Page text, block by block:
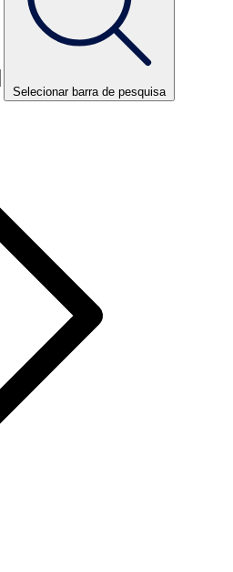
Selecionar barra de pesquisa